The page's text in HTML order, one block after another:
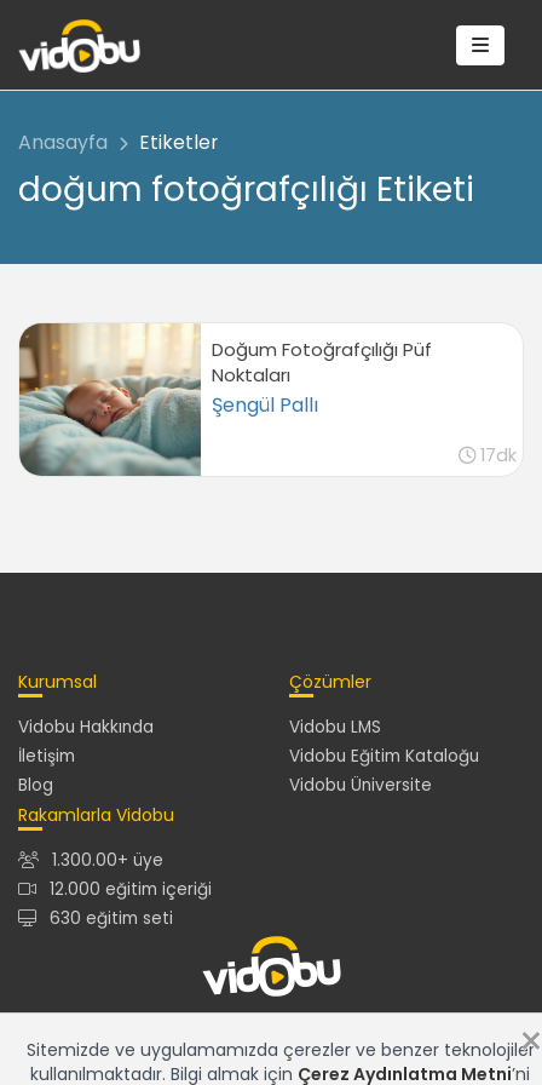
Anasayfa Etiketler
doğum fotoğrafçılığı Etiketi
Doğum Fotoğrafçılığı Püf
Noktaları
Şengül Pallı
17dk
Kurumsal
Vidobu Hakkında
İletişim
Blog
Çözümler
Vidobu LMS
Vidobu Eğitim Kataloğu
Vidobu Üniversite
Rakamlarla Vidobu
1.300.00+ üye
12.000 eğitim içeriği
630 eğitim seti
12.000+ eğitim içeriğiyle en güncel ve en zengin eğitim
kataloğu ve gelişmiş özelliklere sahip Vidobu LMS ile tüm
Sitemizde ve uygulamamızda çerezler ve benzer teknolojiler
kullanılmaktadır. Bilgi almak için Çerez Aydınlatma Metni’ni